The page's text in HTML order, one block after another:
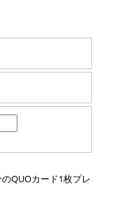
QUOカード1枚プレ